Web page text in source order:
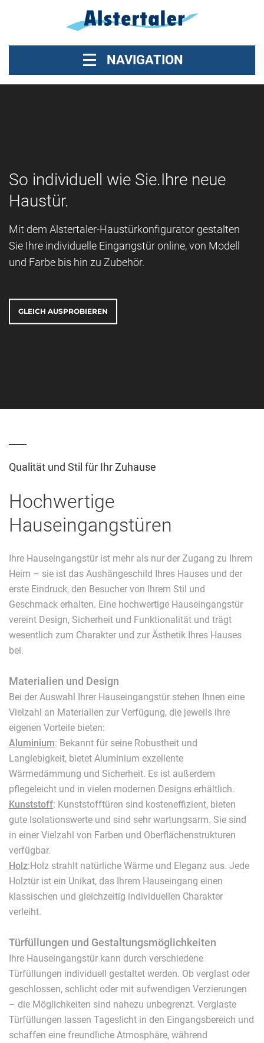
NAVIGATION
GEWERBE
ÜBER UNS
KONTAKT
JOBS
So individuell wie Sie.Ihre neue
Haustür.
Mit dem Alstertaler-Haustürkonfigurator gestalten
Sie Ihre individuelle Eingangstür online, von Modell
und Farbe bis hin zu Zubehör.
GLEICH AUSPROBIEREN
Qualität und Stil für Ihr Zuhause
Hochwertige
Hauseingangstüren
Ihre Hauseingangstür ist mehr als nur der Zugang zu Ihrem
Heim – sie ist das Aushängeschild Ihres Hauses und der
erste Eindruck, den Besucher von Ihrem Stil und
Geschmack erhalten. Eine hochwertige Hauseingangstür
vereint Design, Sicherheit und Funktionalität und trägt
wesentlich zum Charakter und zur Ästhetik Ihres Hauses
bei.
Materialien und Design
Bei der Auswahl Ihrer Hauseingangstür stehen Ihnen eine
Vielzahl an Materialien zur Verfügung, die jeweils ihre
eigenen Vorteile bieten:
Aluminium: Bekannt für seine Robustheit und
Langlebigkeit, bietet Aluminium exzellente
Wärmedämmung und Sicherheit. Es ist außerdem
pflegeleicht und in vielen modernen Designs erhältlich.
Kunststoff: Kunststofftüren sind kosteneffizient, bieten
gute Isolationswerte und sind sehr wartungsarm. Sie sind
in einer Vielzahl von Farben und Oberflächenstrukturen
verfügbar.
Holz:Holz strahlt natürliche Wärme und Eleganz aus. Jede
Holztür ist ein Unikat, das Ihrem Hauseingang einen
klassischen und gleichzeitig individuellen Charakter
verleiht.
Türfüllungen und Gestaltungsmöglichkeiten
Ihre Hauseingangstür kann durch verschiedene
Türfüllungen individuell gestaltet werden. Ob verglast oder
geschlossen, schlicht oder mit aufwendigen Verzierungen
– die Möglichkeiten sind nahezu unbegrenzt. Verglaste
Türfüllungen lassen Tageslicht in den Eingangsbereich und
schaffen eine freundliche Atmosphäre, während